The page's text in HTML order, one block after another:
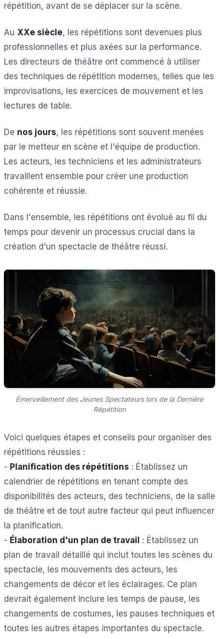
répétition, avant de se déplacer sur la scène.
Au XXe siècle, les répétitions sont devenues plus
professionnelles et plus axées sur la performance.
Les directeurs de théâtre ont commencé à utiliser
des techniques de répétition modernes, telles que les
improvisations, les exercices de mouvement et les
lectures de table.
De nos jours, les répétitions sont souvent menées
par le metteur en scène et l'équipe de production.
Les acteurs, les techniciens et les administrateurs
travaillent ensemble pour créer une production
cohérente et réussie.
Dans l'ensemble, les répétitions ont évolué au fil du
temps pour devenir un processus crucial dans la
création d'un spectacle de théâtre réussi.
Émerveillement des Jeunes Spectateurs lors de la Dernière
Répétition
Voici quelques étapes et conseils pour organiser des
répétitions réussies :
- Planification des répétitions : Établissez un
calendrier de répétitions en tenant compte des
disponibilités des acteurs, des techniciens, de la salle
de théâtre et de tout autre facteur qui peut influencer
la planification.
- Élaboration d'un plan de travail : Établissez un
plan de travail détaillé qui inclut toutes les scènes du
spectacle, les mouvements des acteurs, les
changements de décor et les éclairages. Ce plan
devrait également inclure les temps de pause, les
changements de costumes, les pauses techniques et
toutes les autres étapes importantes du spectacle.